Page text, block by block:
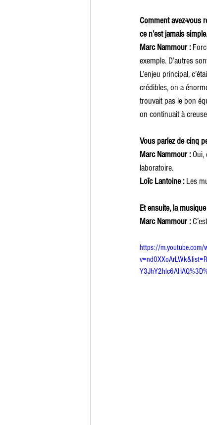
Comment avez-vous
ce n’est jamais
Marc Nammour :
exemple. D’autres
L’enjeu principal,
crédibles, on a
trouvait pas le bon
on continuait à
Vous parlez de cinq
Marc Nammour : Oui,
laboratoire.
Loïc Lantoine : Les
Et ensuite, la
Marc Nammour :
https://m.youtube.com/